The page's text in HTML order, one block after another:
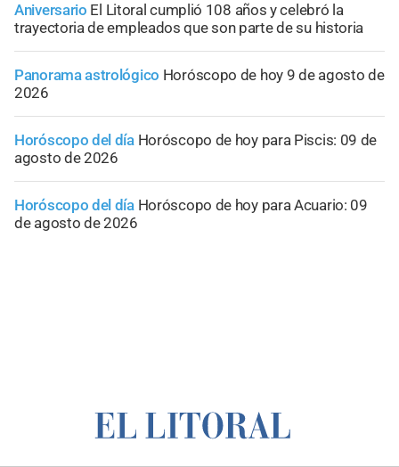
Aniversario El Litoral cumplió 108 años y celebró la
trayectoria de empleados que son parte de su historia
Panorama astrológico Horóscopo de hoy 9 de agosto de
2026
Horóscopo del día Horóscopo de hoy para Piscis: 09 de
agosto de 2026
Horóscopo del día Horóscopo de hoy para Acuario: 09
de agosto de 2026